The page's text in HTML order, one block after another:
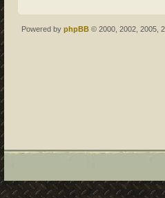
Powered by phpBB © 2000, 2002, 2005,